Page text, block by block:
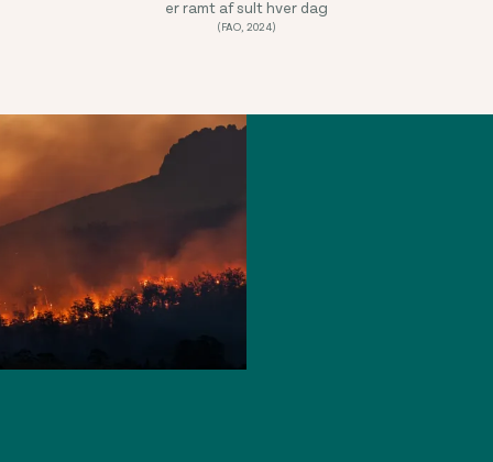
er ramt af sult hver dag
(FAO, 2024)